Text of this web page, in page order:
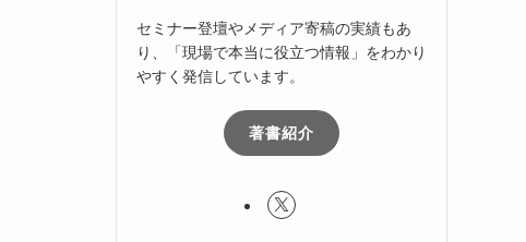
セミナー登壇やメディア寄稿の実績もあ
り、「現場で本当に役立つ情報」をわかり
やすく発信しています。
著書紹介